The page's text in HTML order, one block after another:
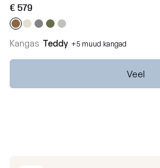
€ 579
Kangas Teddy +5 muud kangad
Veel